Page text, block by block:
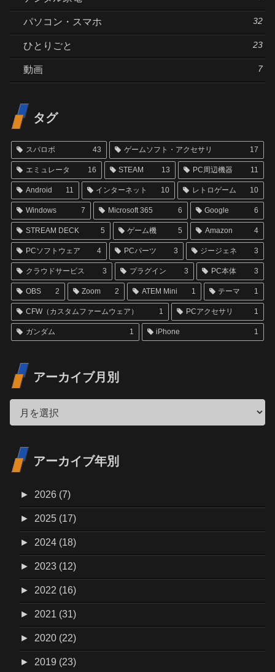
パソコン・スマホ 32
ひとりごと 23
動画 7
タグ
スパロボ 43 ゲームソフト・アクセサリ 17
エミュレータ 16 STEAM 13 PC周辺機器 11
Android 11 インターネット 10 レトロゲーム 10
Windows 7 Microsoft 365 6 Google 6
STREAM DECK 5 ゲーム機 5 Amazon 4
PCソフトウェア 4 PCパーツ 3 ジージェネ 3
クラウドサービス 3 プラグイン 3 PC本体 3
OBS 2 Zoom 2 ATEM Mini 1 テーマ 1
CFW（カスタムファームウェア） 1 PCアクセサリ 1
ガンダム 1 iPhone 1
アーカイブ月別
アーカイブ年別
► 2026 (7)
► 2025 (17)
► 2024 (18)
► 2023 (12)
► 2022 (16)
► 2021 (31)
► 2020 (22)
► 2019 (23)